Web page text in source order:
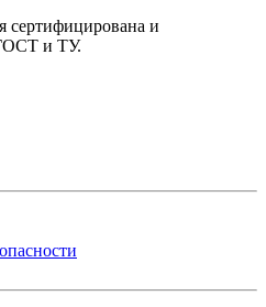
сертифицирована и
ГОСТ и ТУ.